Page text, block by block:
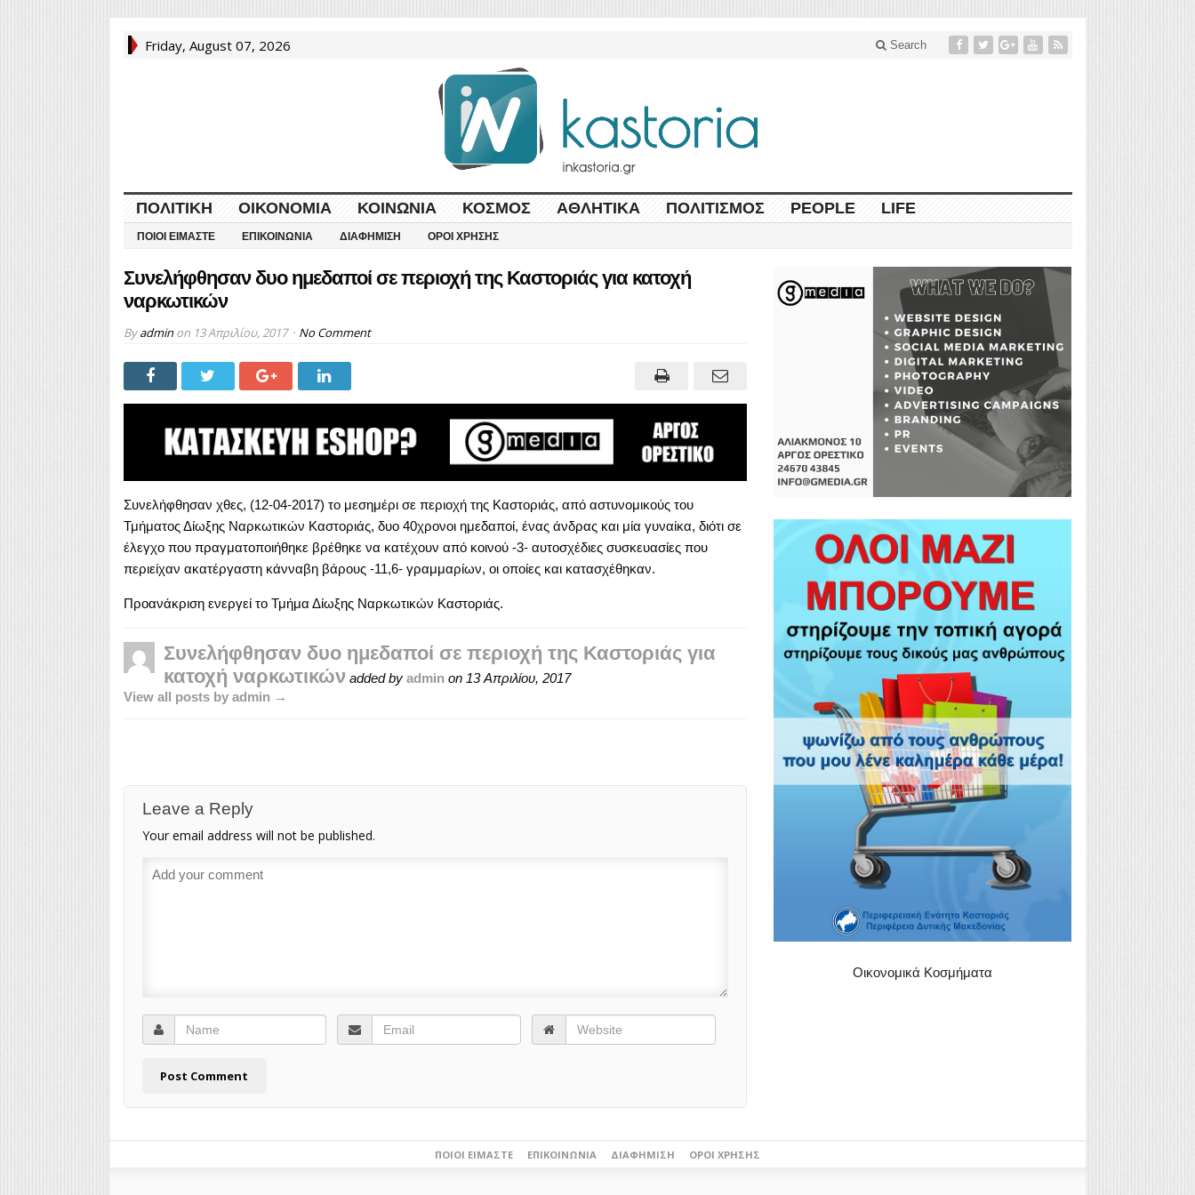
Friday, August 07, 2026 Search
ΠΟΛΙΤΙΚΉ ΟΙΚΟΝΟΜΊΑ ΚΟΙΝΩΝΊΑ ΚΌΣΜΟΣ ΑΘΛΗΤΙΚΆ ΠΟΛΙΤΙΣΜΌΣ PEOPLE LIFE
ΠΟΙΟΙ ΕΊΜΑΣΤΕ ΕΠΙΚΟΙΝΩΝΊΑ ΔΙΑΦΉΜΙΣΗ ΌΡΟΙ ΧΡΉΣΗΣ
Συνελήφθησαν δυο ημεδαποί σε περιοχή της Καστοριάς για κατοχή
ναρκωτικών
Byadminon 13 Απριλίου, 2017 No Comment
Συνελήφθησαν χθες, (12-04-2017) το μεσημέρι σε περιοχή της Καστοριάς, από αστυνομικούς του
Τμήματος Δίωξης Ναρκωτικών Καστοριάς, δυο 40χρονοι ημεδαποί, ένας άνδρας και μία γυναίκα, διότι σε
έλεγχο που πραγματοποιήθηκε βρέθηκε να κατέχουν από κοινού -3- αυτοσχέδιες συσκευασίες που
περιείχαν ακατέργαστη κάνναβη βάρους -11,6- γραμμαρίων, οι οποίες και κατασχέθηκαν.
Προανάκριση ενεργεί το Τμήμα Δίωξης Ναρκωτικών Καστοριάς.
Συνελήφθησαν δυο ημεδαποί σε περιοχή της Καστοριάς για
κατοχή ναρκωτικών added by adminon 13 Απριλίου, 2017
View all posts by admin →
Leave a Reply
Your email address will not be published.
Οικονομικά Κοσμήματα
ΠΟΙΟΙ ΕΊΜΑΣΤΕ ΕΠΙΚΟΙΝΩΝΊΑ ΔΙΑΦΉΜΙΣΗ ΌΡΟΙ ΧΡΉΣΗΣ